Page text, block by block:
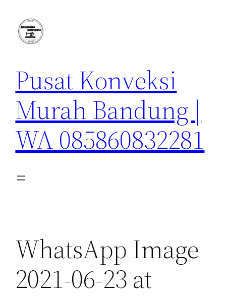
konten
Pusat Konveksi
Murah Bandung |
WA 085860832281
WhatsApp Image
2021-06-23 at